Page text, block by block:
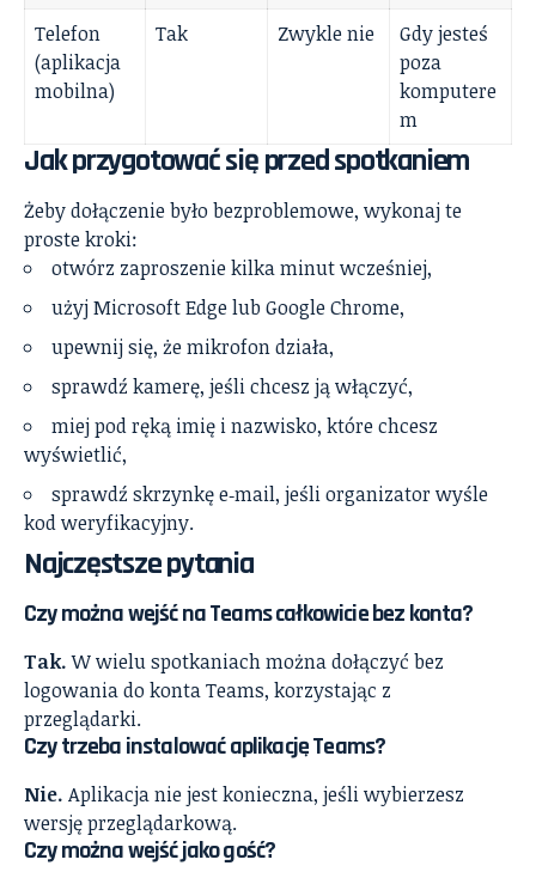
Telefon
(aplikacja
mobilna)
Tak Zwykle nie
Gdy jesteś
poza
komputere
m
Jak przygotować się przed spotkaniem
Żeby dołączenie było bezproblemowe, wykonaj te
proste kroki:
otwórz zaproszenie kilka minut wcześniej,
użyj Microsoft Edge lub Google Chrome,
upewnij się, że mikrofon działa,
sprawdź kamerę, jeśli chcesz ją włączyć,
miej pod ręką imię i nazwisko, które chcesz
wyświetlić,
sprawdź skrzynkę e‑mail, jeśli organizator wyśle
kod weryfikacyjny.
Najczęstsze pytania
Czy można wejść na Teams całkowicie bez konta?
Tak.W wielu spotkaniach można dołączyć bez
logowania do konta Teams, korzystając z
przeglądarki.
Czy trzeba instalować aplikację Teams?
Nie. Aplikacja nie jest konieczna, jeśli wybierzesz
wersję przeglądarkową.
Czy można wejść jako gość?